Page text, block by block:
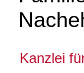
Kanzlei